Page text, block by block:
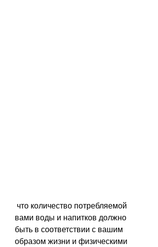
вами воды и напитков должно
быть в соответствии с вашим
образом жизни и физическими